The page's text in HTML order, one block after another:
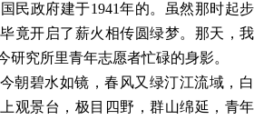
民政府建于1941年的。虽然那时起步
竟开启了薪火相传圆绿梦。那天，我
研究所里青年志愿者忙碌的身影。
朝碧水如镜，春风又绿汀江流域，白
观景台，极目四野，群山绵延，青年